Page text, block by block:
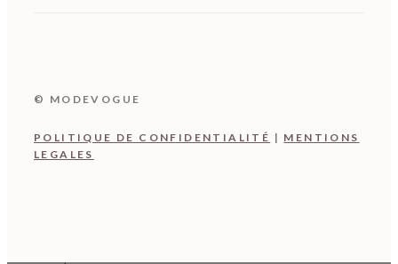
© MODEVOGUE
POLITIQUE DE CONFIDENTIALITÉ | MENTIONS
LEGALES